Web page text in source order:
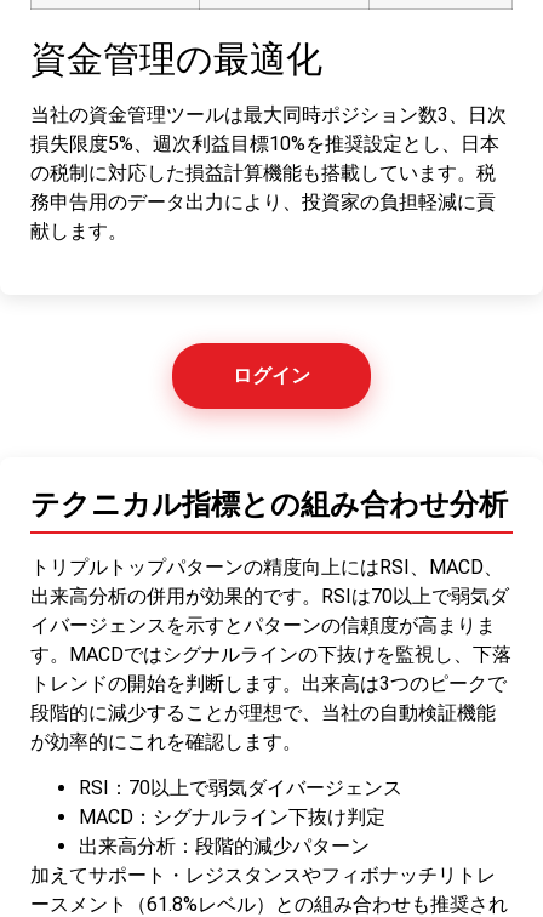
資金管理の最適化
当社の資金管理ツールは最大同時ポジション数3、日次
損失限度5%、週次利益目標10%を推奨設定とし、日本
の税制に対応した損益計算機能も搭載しています。税
務申告用のデータ出力により、投資家の負担軽減に貢
献します。
ログイン
テクニカル指標との組み合わせ分析
トリプルトップパターンの精度向上にはRSI、MACD、
出来高分析の併用が効果的です。RSIは70以上で弱気ダ
イバージェンスを示すとパターンの信頼度が高まりま
す。MACDではシグナルラインの下抜けを監視し、下落
トレンドの開始を判断します。出来高は3つのピークで
段階的に減少することが理想で、当社の自動検証機能
が効率的にこれを確認します。
RSI：70以上で弱気ダイバージェンス
MACD：シグナルライン下抜け判定
出来高分析：段階的減少パターン
加えてサポート・レジスタンスやフィボナッチリトレ
ースメント（61.8%レベル）との組み合わせも推奨され